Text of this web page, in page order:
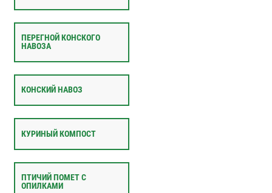
ПЕРЕГНОЙ КОНСКОГО
НАВОЗА
КОНСКИЙ НАВОЗ
КУРИНЫЙ КОМПОСТ
ПТИЧИЙ ПОМЕТ С
ОПИЛКАМИ